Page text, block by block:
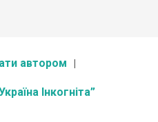
автором
Інкогніта”